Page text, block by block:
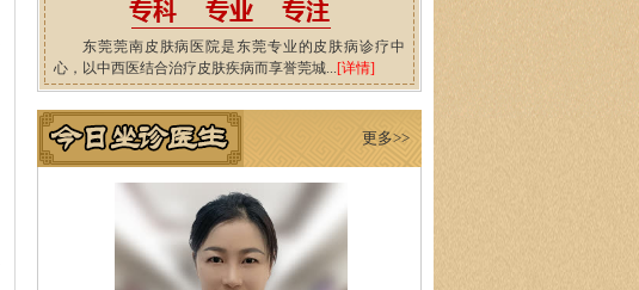
东莞莞南皮肤病医院是东莞专业的皮肤病诊疗中
心，以中西医结合治疗皮肤疾病而享誉莞城...[详情]
更多>>